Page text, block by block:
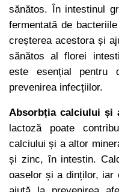
sănătos. În intestinul
fermentată de
creșterea acestora și
sănătos al florei
este esențial pentru
prevenirea infecțiilor.
Absorbția calciului
lactoză poate
calciului și a altor
și zinc, în intestin.
oaselor și a dinților, iar